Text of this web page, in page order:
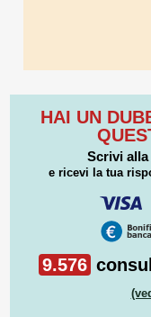
HAI UN
Scrivi
e ricevi la tua
9.576